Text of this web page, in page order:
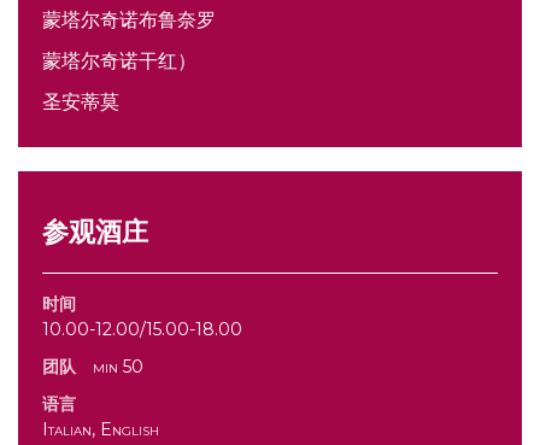
蒙塔尔奇诺布鲁奈罗
蒙塔尔奇诺干红）
圣安蒂莫
参观酒庄
时间
10.00-12.00/15.00-18.00
团队
min 50
语言
Italian, English